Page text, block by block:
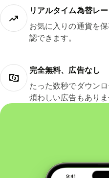
リアルタイム為替レ
お気に入りの通貨を
認できます。
完全無料、広告なし
たった数秒でダウン
煩わしい広告もありま